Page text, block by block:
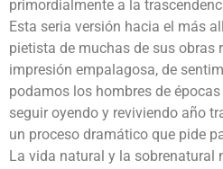
primordialmente a la
Esta seria versión hacia el más
pietista de muchas de sus obras
impresión empalagosa, de
podamos los hombres de
seguir oyendo y reviviendo año
un proceso dramático que pide
La vida natural y la sobrenatural